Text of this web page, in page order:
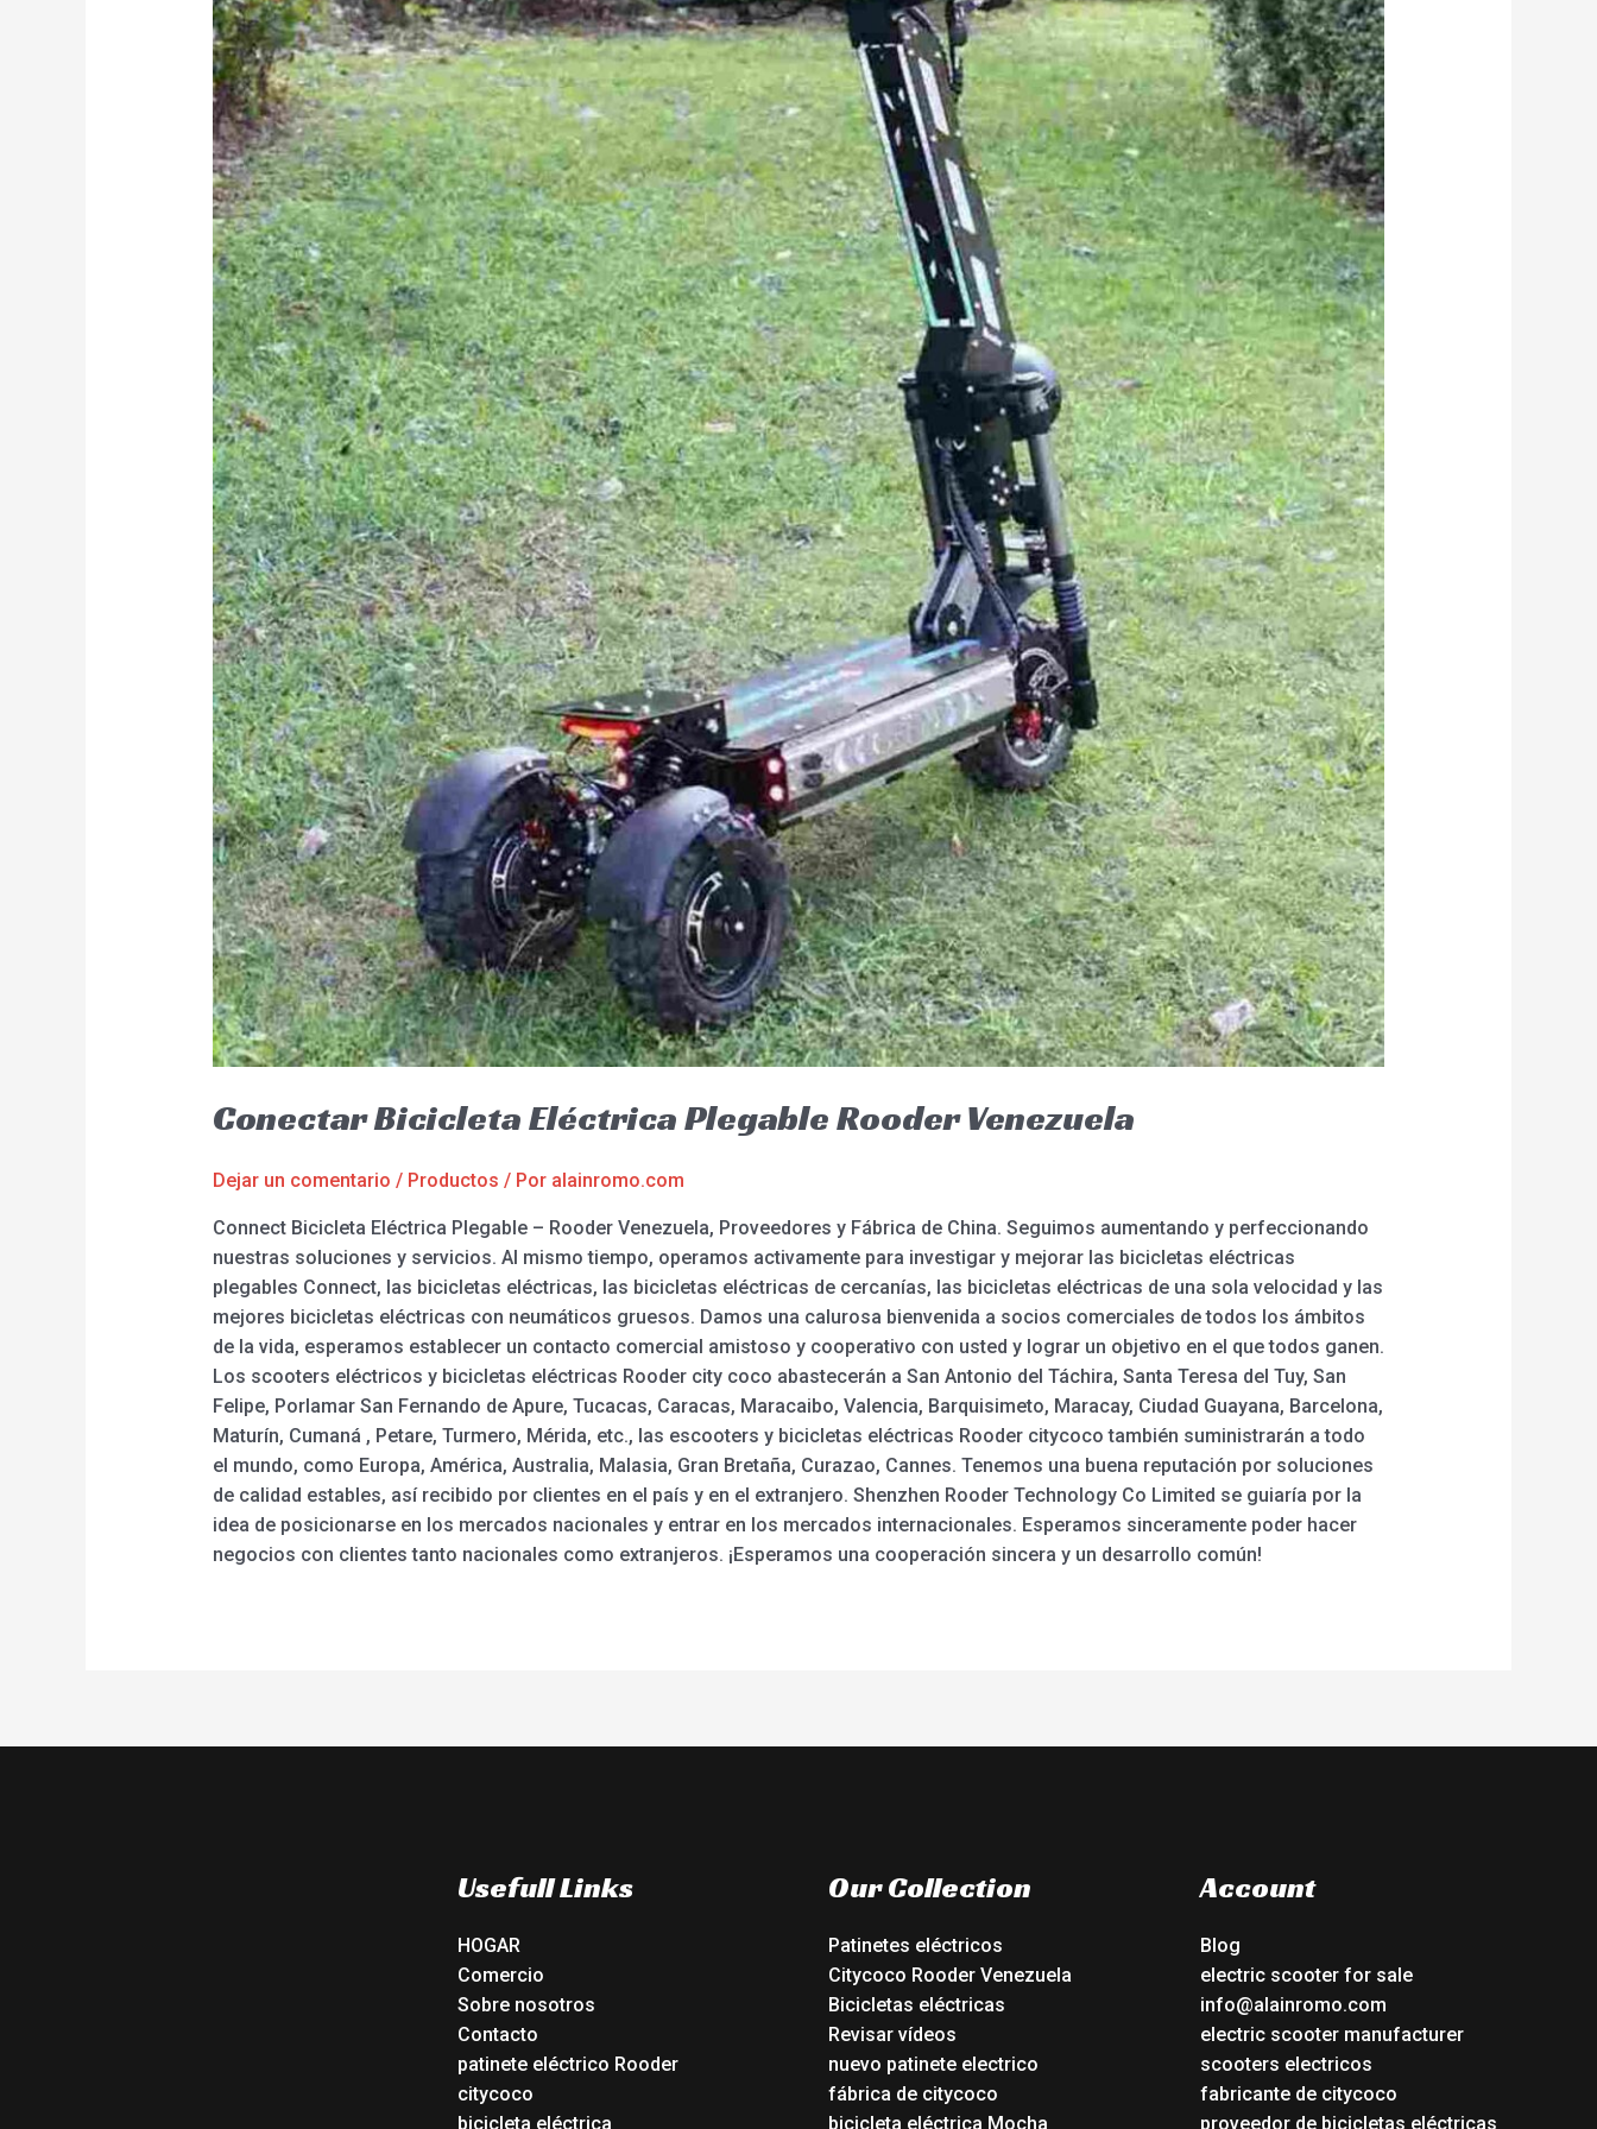
Conectar Bicicleta Eléctrica Plegable Rooder Venezuela
Dejar un comentario / Productos / Por alainromo.com
Connect Bicicleta Eléctrica Plegable – Rooder Venezuela, Proveedores y Fábrica de China. Seguimos aumentando y perfeccionando
nuestras soluciones y servicios. Al mismo tiempo, operamos activamente para investigar y mejorar las bicicletas eléctricas
plegables Connect, las bicicletas eléctricas, las bicicletas eléctricas de cercanías, las bicicletas eléctricas de una sola velocidad y las
mejores bicicletas eléctricas con neumáticos gruesos. Damos una calurosa bienvenida a socios comerciales de todos los ámbitos
de la vida, esperamos establecer un contacto comercial amistoso y cooperativo con usted y lograr un objetivo en el que todos ganen.
Los scooters eléctricos y bicicletas eléctricas Rooder city coco abastecerán a San Antonio del Táchira, Santa Teresa del Tuy, San
Felipe, Porlamar San Fernando de Apure, Tucacas, Caracas, Maracaibo, Valencia, Barquisimeto, Maracay, Ciudad Guayana, Barcelona,
Maturín, Cumaná , Petare, Turmero, Mérida, etc., las escooters y bicicletas eléctricas Rooder citycoco también suministrarán a todo
el mundo, como Europa, América, Australia, Malasia, Gran Bretaña, Curazao, Cannes. Tenemos una buena reputación por soluciones
de calidad estables, así recibido por clientes en el país y en el extranjero. Shenzhen Rooder Technology Co Limited se guiaría por la
idea de posicionarse en los mercados nacionales y entrar en los mercados internacionales. Esperamos sinceramente poder hacer
negocios con clientes tanto nacionales como extranjeros. ¡Esperamos una cooperación sincera y un desarrollo común!
Usefull Links
HOGAR
Comercio
Sobre nosotros
Contacto
patinete eléctrico Rooder
citycoco
bicicleta eléctrica
Our Collection
Patinetes eléctricos
Citycoco Rooder Venezuela
Bicicletas eléctricas
Revisar vídeos
nuevo patinete electrico
fábrica de citycoco
bicicleta eléctrica Mocha
Account
Blog
electric scooter for sale
info@alainromo.com
electric scooter manufacturer
scooters electricos
fabricante de citycoco
proveedor de bicicletas eléctricas